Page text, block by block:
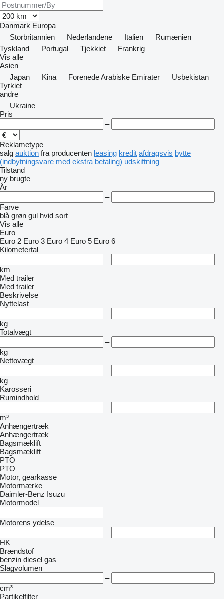
Danmark Europa
Storbritannien
Nederlandene Italien
Rumænien
Tyskland
Portugal Tjekkiet
Frankrig
Vis alle
Asien
Japan
Kina Forenede Arabiske Emirater
Usbekistan
Tyrkiet
andre
Ukraine
Pris
–
Reklametype
salg auktion fra producenten leasing kredit afdragsvis bytte
(indbytningsvare med ekstra betaling) udskiftning
Tilstand
ny brugte
År
–
Farve
blå grøn gul hvid sort
Vis alle
Euro
Euro 2 Euro 3 Euro 4 Euro 5 Euro 6
Kilometertal
–
km
Med trailer
Med trailer
Beskrivelse
Nyttelast
–
kg
Totalvægt
–
kg
Nettovægt
–
kg
Karosseri
Rumindhold
–
m³
Anhængertræk
Anhængertræk
Bagsmæklift
Bagsmæklift
PTO
PTO
Motor, gearkasse
Motormærke
Daimler-Benz Isuzu
Motormodel
Motorens ydelse
–
HK
Brændstof
benzin diesel gas
Slagvolumen
–
cm³
Partikelfilter